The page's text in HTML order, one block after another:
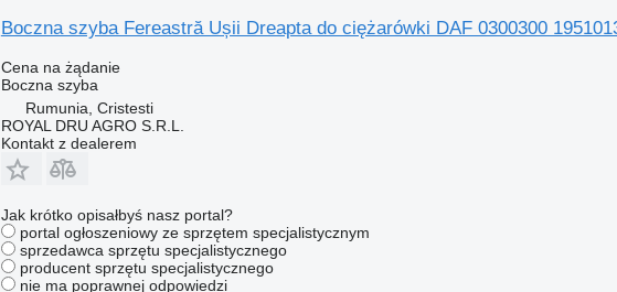
Boczna szyba Fereastră Ușii Dreapta do ciężarówki DAF 0300300
Cena na żądanie
Boczna szyba
Rumunia, Cristesti
ROYAL DRU AGRO S.R.L.
Kontakt z dealerem
Jak krótko opisałbyś nasz portal?
portal ogłoszeniowy ze sprzętem specjalistycznym
sprzedawca sprzętu specjalistycznego
producent sprzętu specjalistycznego
nie ma poprawnej odpowiedzi